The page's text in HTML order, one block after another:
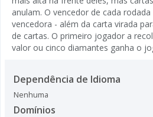
anulam. O vencedor de cada
vencedora - além da carta virada
de cartas. O primeiro jogador a
valor ou cinco diamantes ganha o
Dependência de Idioma
Nenhuma
Domínios